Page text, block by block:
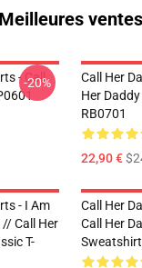
Meilleures ventes
- Call
-20%
Call Her
Her
RB0701
22,90 €
- I Am
// Call Her
T-
Call Her
Call Her